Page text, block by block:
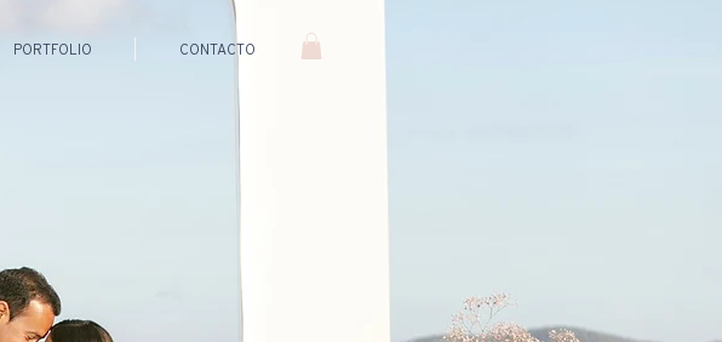
PORTFOLIO CONTACTO